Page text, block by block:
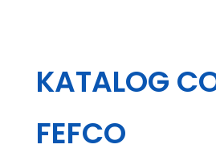
KATALOG
FEFCO